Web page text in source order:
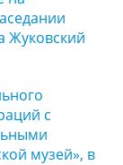
Жуковский
с
музей», в